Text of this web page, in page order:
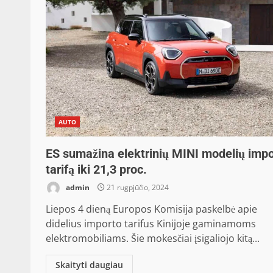
AUTO
ES sumažina elektrinių MINI modelių
tarifą iki 21,3 proc.
admin 21 rugpjūčio, 2024
Liepos 4 dieną Europos Komisija paskelbė apie
didelius importo tarifus Kinijoje gaminamoms
elektromobiliams. Šie mokesčiai įsigaliojo kitą...
Skaityti daugiau